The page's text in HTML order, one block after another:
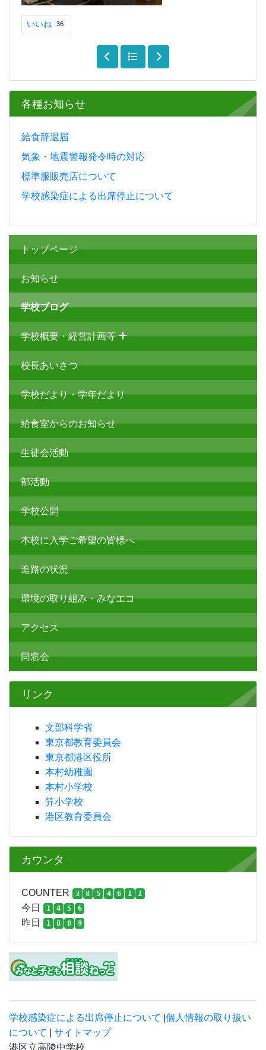
各種お知らせ
給食辞退届
気象・地震警報発令時の対応
標準服販売店について
学校感染症による出席停止について
トップページ
お知らせ
学校ブログ
学校概要・経営計画等
校長あいさつ
学校だより・学年だより
給食室からのお知らせ
生徒会活動
部活動
学校公開
本校に入学ご希望の皆様へ
進路の状況
環境の取り組み・みなエコ
アクセス
同窓会
リンク
文部科学省
東京都教育委員会
東京都港区役所
本村幼稚園
本村小学校
笄小学校
港区教育委員会
カウンタ
COUNTER 3 8 5 4 6 1 1
今日 1 4 5 6
昨日 1 8 8 9
いいね 36
学校感染症による出席停止について 個人情報の取り扱い
について
サイトマップ
港区立高陵中学校